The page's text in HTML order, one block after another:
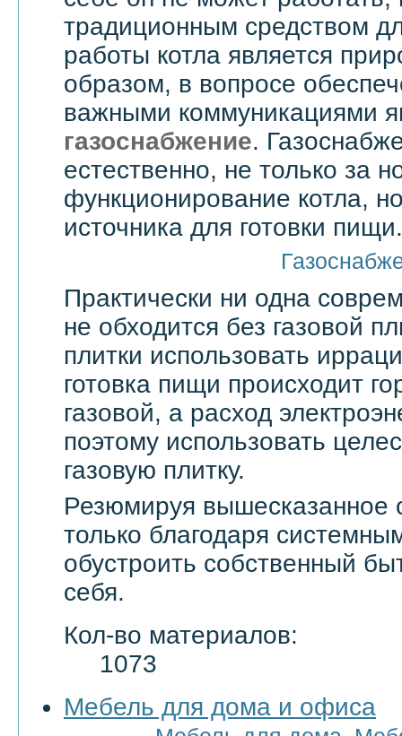
традиционным средством
работы котла является
образом, в вопросе
важными коммуникациями
газоснабжение.
естественно, не только за
функционирование котла,
источника для готовки пищи.
Практически ни одна
не обходится без газовой
плитки использовать
готовка пищи происходит
газовой, а расход
поэтому использовать
газовую плитку.
Резюмируя вышесказанное
только благодаря
обустроить собственный
себя.
Кол-во материалов:
1073
Мебель для дома и офиса